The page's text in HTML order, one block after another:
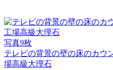
写真9枚
テレビの背景の壁の床のカウ
場高級大理石